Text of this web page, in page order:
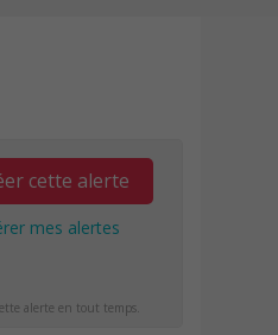
cette alerte
mes alertes
alerte en tout temps.